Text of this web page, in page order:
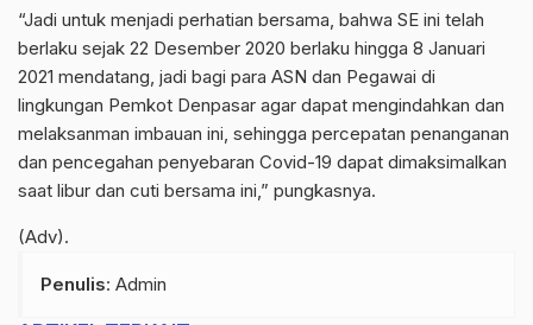
“Jadi untuk menjadi perhatian bersama, bahwa SE ini telah
berlaku sejak 22 Desember 2020 berlaku hingga 8 Januari
2021 mendatang, jadi bagi para ASN dan Pegawai di
lingkungan Pemkot Denpasar agar dapat mengindahkan dan
melaksanman imbauan ini, sehingga percepatan penanganan
dan pencegahan penyebaran Covid-19 dapat dimaksimalkan
saat libur dan cuti bersama ini,” pungkasnya.
(Adv).
Penulis: Admin